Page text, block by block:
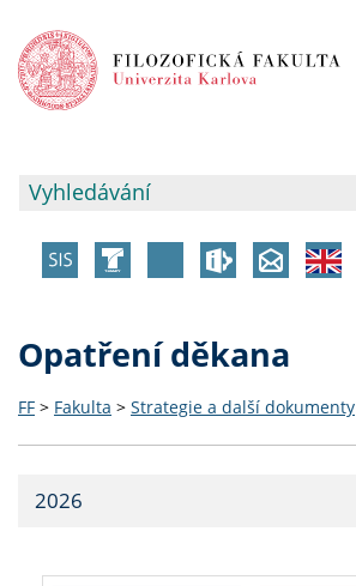
Opatření děkana
FF > Fakulta > Strategie a další dokumenty
2026